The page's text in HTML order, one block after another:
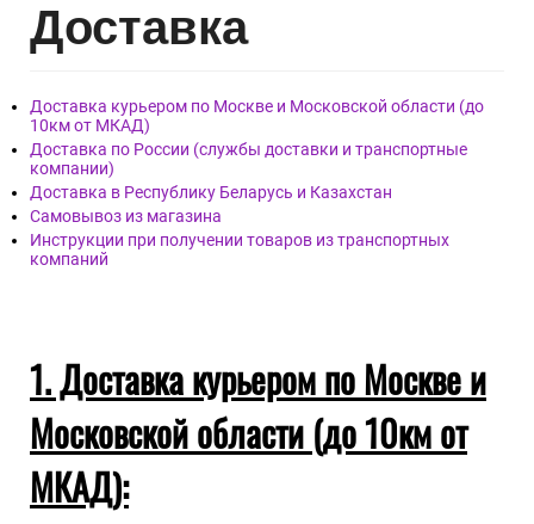
Доставка
Доставка курьером по Москве и Московской области (до
10км от МКАД)
Доставка по России (службы доставки и транспортные
компании)
Доставка в Республику Беларусь и Казахстан
Самовывоз из магазина
Инструкции при получении товаров из транспортных
компаний
1. Доставка курьером по Москве и
Московской области (до 10км от
МКАД):